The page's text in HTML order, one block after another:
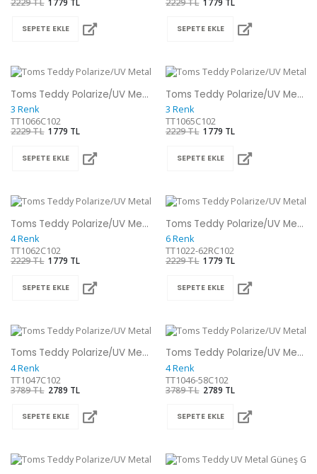
SEPETE EKLE SEPETE EKLE
Toms Teddy Polarize/UV Metal Güneş Gözlüğü
3 Renk
TT1066C102
2229 TL 1779 TL
SEPETE EKLE
Toms Teddy Polarize/UV Metal Güneş Gözlüğü
3 Renk
TT1065C102
2229 TL 1779 TL
SEPETE EKLE
Toms Teddy Polarize/UV Metal Güneş Gözlüğü
4 Renk
TT1062C102
2229 TL 1779 TL
SEPETE EKLE
Toms Teddy Polarize/UV Metal Güneş Gözlüğü
6 Renk
TT1022-62RC102
2229 TL 1779 TL
SEPETE EKLE
Toms Teddy Polarize/UV Metal Güneş Gözlüğü
4 Renk
TT1047C102
3789 TL 2789 TL
SEPETE EKLE
Toms Teddy Polarize/UV Metal Güneş Gözlüğü
4 Renk
TT1046-58C102
3789 TL 2789 TL
SEPETE EKLE